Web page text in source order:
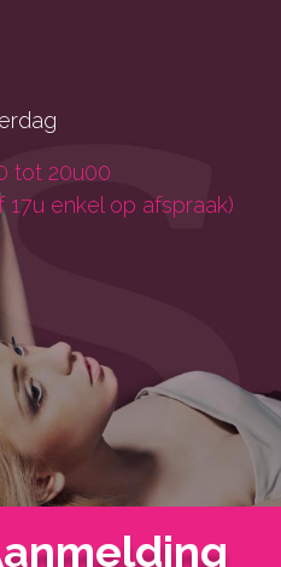
tot 20u00
17u enkel op afspraak)